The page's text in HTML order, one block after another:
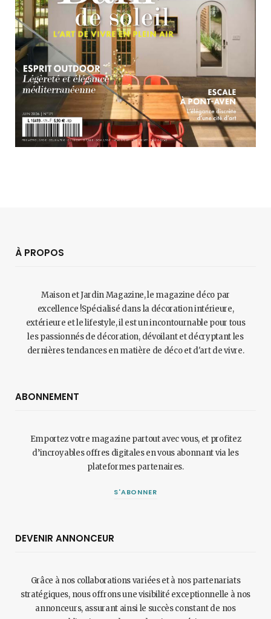
À PROPOS
Maison et Jardin Magazine, le magazine déco par
excellence !Spécialisé dans la décoration intérieure,
extérieure et le lifestyle, il est un incontournable pour tous
les passionnés de décoration, dévoilant et décryptant les
dernières tendances en matière de déco et d'art de vivre.
ABONNEMENT
Emportez votre magazine partout avec vous, et profitez
d’incroyables offres digitales en vous abonnant via les
plateformes partenaires.
S'ABONNER
DEVENIR ANNONCEUR
Grâce à nos collaborations variées et à nos partenariats
stratégiques, nous offrons une visibilité exceptionnelle à nos
annonceurs, assurant ainsi le succès constant de nos